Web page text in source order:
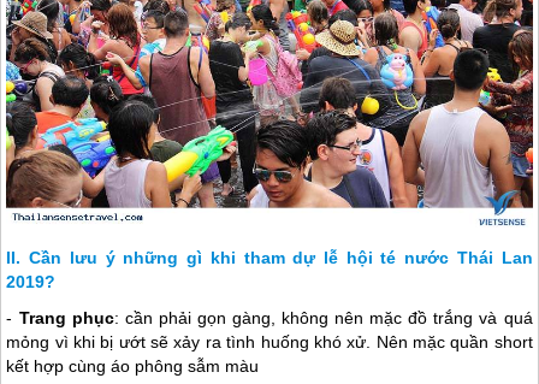
Cần lưu ý những gì khi tham dự lễ hội té nước Thái Lan
2019?
- Trang phục: cần phải gọn gàng, không nên mặc đồ trắng và quá
mỏng vì khi bị ướt sẽ xảy ra tình huống khó xử. Nên mặc quần short
kết hợp cùng áo phông sẫm màu